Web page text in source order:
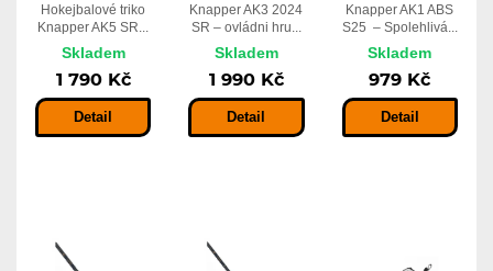
Hokejbalové triko
Knapper AK5 SR...
Skladem
1 790 Kč
Detail
Knapper AK3 2024
SR – ovládni hru...
Skladem
1 990 Kč
Detail
Knapper AK1 ABS
S25 – Spolehlivá...
Skladem
979 Kč
Detail